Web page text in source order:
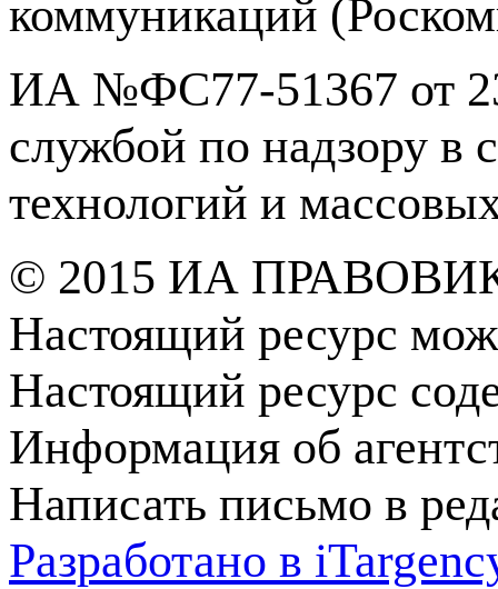
коммуникаций
ИА №ФС77-51367 от 23
службой по надзору в
технологий и
© 2015 ИА
Настоящий ресурс
Настоящий ресурс
Информация об
Написать письмо в
Разработано в i